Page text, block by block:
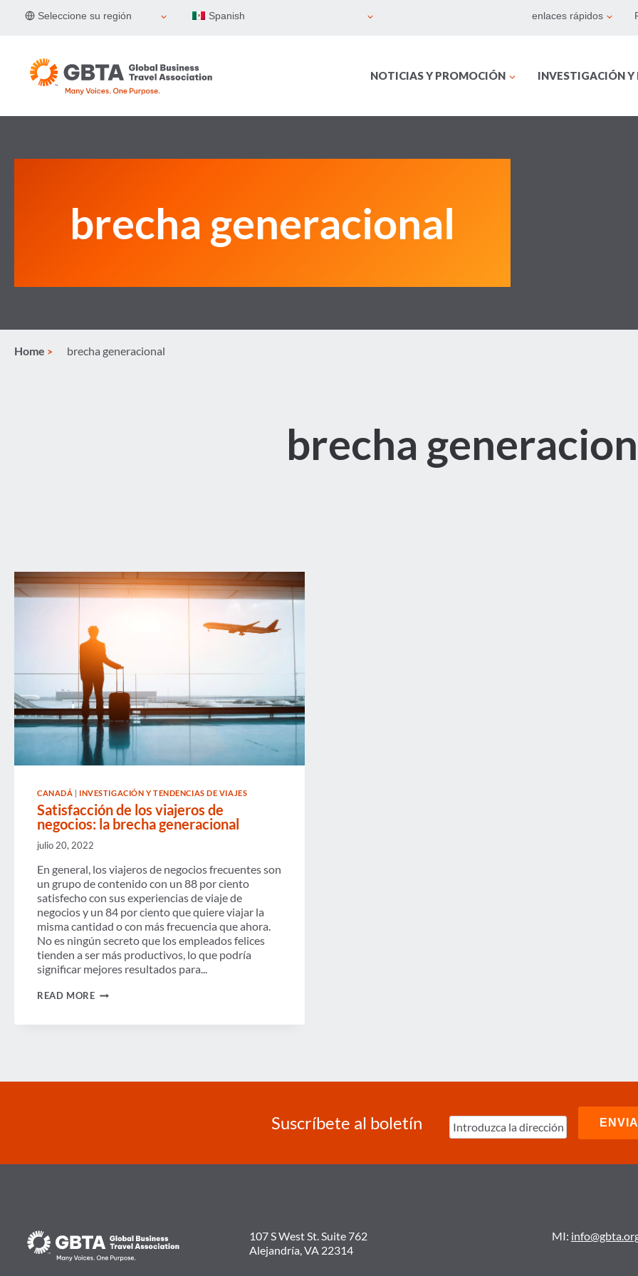
Seleccione su región Spanish enlaces rápidos
NOTICIAS Y PROMOCIÓN INVESTIGACIÓN Y
brecha generacional
Home brecha generacional
brecha
CANADÁ | INVESTIGACIÓN Y TENDENCIAS DE VIAJES
Satisfacción de los viajeros de
negocios: la brecha generacional
julio 20, 2022
En general, los viajeros de negocios frecuentes son
un grupo de contenido con un 88 por ciento
satisfecho con sus experiencias de viaje de
negocios y un 84 por ciento que quiere viajar la
misma cantidad o con más frecuencia que ahora.
No es ningún secreto que los empleados felices
tienden a ser más productivos, lo que podría
significar mejores resultados para...
READ MORESATISFACCIÓN
VIAJEROS
GENERACIONAL
Suscríbete al boletín
107 S West St. Suite 762
Alejandría, VA 22314
MI: